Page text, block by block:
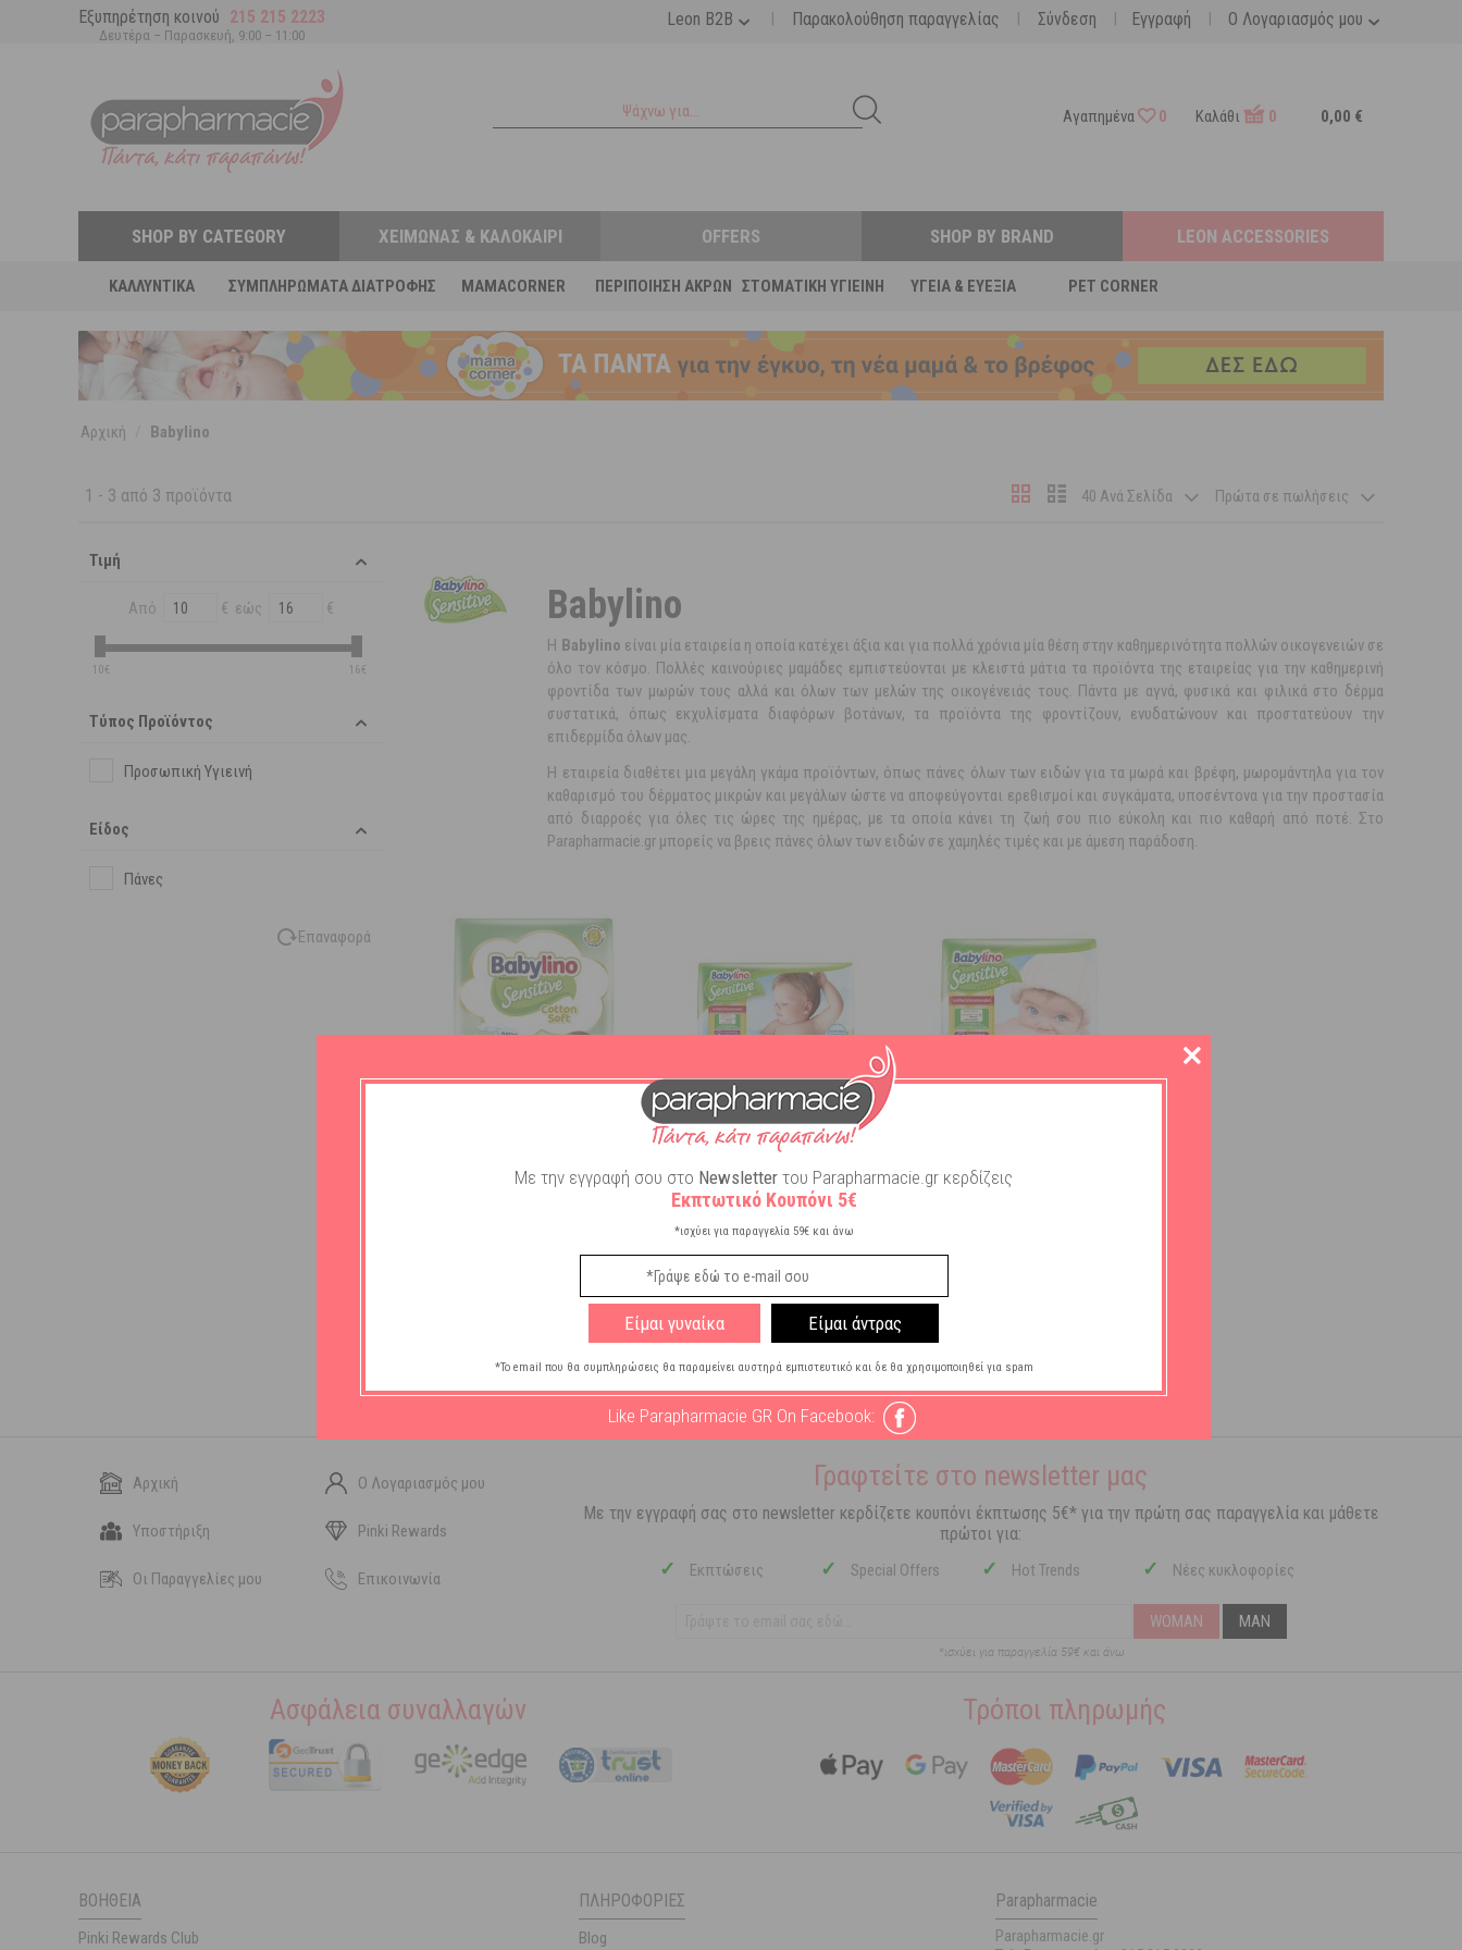
Εξυπηρέτηση κοινού 215 215 2223
Δευτέρα – Παρασκευή, 9:00 – 11:00
Ο Λογαριασμός μου
Leon B2B | Παρακολούθηση παραγγελίας | Σύνδεση | Εγγραφή |
Αγαπημένα 0 Καλάθι 0 0,00 €
SHOP BY CATEGORY
ΚΑΛΛΥΝΤΙΚΆ ΣΥΜΠΛΗΡΏΜΑΤΑ ΔΙΑΤΡΟΦΉΣ MAMACORNER ΠΕΡΙΠΟΊΗΣΗ ΆΚΡΩΝ ΣΤΟΜΑΤΙΚΉ ΥΓΙΕΙΝΉ ΥΓΕΊΑ & ΕΥΕΞΊΑ PET CORNER
ΧΕΙΜΏΝΑΣ & ΚΑΛΟΚΑΊΡΙ OFFERS SHOP BY BRAND LEON ACCESSORIES
Αρχική Babylino
1 - 3 από 3 προϊόντα Πρώτα σε πωλήσεις
40 Ανά Σελίδα
Τιμή
Από € εώς €
10€ 16€
Τύπος Προϊόντος
Προσωπική Υγιεινή
Είδος
Πάνες
Επαναφορά
Babylino
Η Babylino είναι μία εταιρεία η οποία κατέχει άξια και για πολλά χρόνια μία θέση στην καθημερινότητα πολλών οικογενειών σε
όλο τον κόσμο. Πολλές καινούριες μαμάδες εμπιστεύονται με κλειστά μάτια τα προϊόντα της εταιρείας για την καθημερινή
φροντίδα των μωρών τους αλλά και όλων των μελών της οικογένειάς τους. Πάντα με αγνά, φυσικά και φιλικά στο δέρμα
συστατικά, όπως εκχυλίσματα διαφόρων βοτάνων, τα προϊόντα της φροντίζουν, ενυδατώνουν και προστατεύουν την
επιδερμίδα όλων μας.
Η εταιρεία διαθέτει μια μεγάλη γκάμα προϊόντων, όπως πάνες όλων των ειδών για τα μωρά και βρέφη, μωρομάντηλα για τον
καθαρισμό του δέρματος μικρών και μεγάλων ώστε να αποφεύγονται ερεθισμοί και συγκάματα, υποσέντονα για την προστασία
από διαρροές για όλες τις ώρες της ημέρας, με τα οποία κάνει τη ζωή σου πιο εύκολη και πιο καθαρή από ποτέ. Στο
Parapharmacie.gr μπορείς να βρεις πάνες όλων των ειδών σε χαμηλές τιμές και με άμεση παράδοση.
No4 Maxi 8-13kg 20 τμχ
Χαμομήλι Νο2 Mini 3-6kg 26τμχ
Διαθέσιμο
10,44€
ΣΤΟ ΚΑΛΑΘΙ
Χαμομήλι Νο3 Midi 4-9kg 22τμχ
Αρχική Ο Λογαριασμός μου
Υποστήριξη Pinki Rewards
Οι Παραγγελίες μου Επικοινωνία
Γραφτείτε στο newsletter μας
Με την εγγραφή σας στο newsletter κερδίζετε κουπόνι έκπτωσης 5€* για την πρώτη σας παραγγελία και μάθετε
πρώτοι για:
✓ Εκπτώσεις ✓ Special Offers ✓ Hot Trends ✓ Νέες κυκλοφορίες
WOMAN MAN
*ισχύει για παραγγελία 59€ και άνω
Ασφάλεια συναλλαγών Τρόποι πληρωμής
ΒΟΉΘΕΙΑ
Pinki Rewards Club
ΠΛΗΡΟΦΟΡΊΕΣ
Blog
Parapharmacie
Parapharmacie.gr
Με την εγγραφή σου στο Newsletter του Parapharmacie.gr κερδίζεις
Εκπτωτικό Κουπόνι 5€
*ισχύει για παραγγελία 59€ και άνω
Είμαι γυναίκα Είμαι άντρας
*Το email που θα συμπληρώσεις θα παραμείνει αυστηρά εμπιστευτικό και δε θα χρησιμοποιηθεί για spam
Like Parapharmacie GR On Facebook: